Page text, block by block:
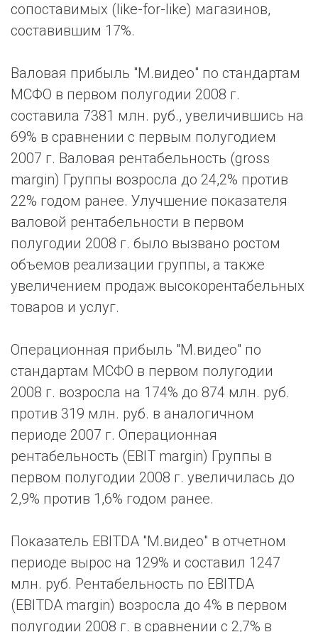
сопоставимых (like-for-like) магазинов,
составившим 17%.
Валовая прибыль "М.видео" по стандартам
МСФО в первом полугодии 2008 г.
составила 7381 млн. руб., увеличившись на
69% в сравнении с первым полугодием
2007 г. Валовая рентабельность (gross
margin) Группы возросла до 24,2% против
22% годом ранее. Улучшение показателя
валовой рентабельности в первом
полугодии 2008 г. было вызвано ростом
объемов реализации группы, а также
увеличением продаж высокорентабельных
товаров и услуг.
Операционная прибыль "М.видео" по
стандартам МСФО в первом полугодии
2008 г. возросла на 174% до 874 млн. руб.
против 319 млн. руб. в аналогичном
периоде 2007 г. Операционная
рентабельность (EBIT margin) Группы в
первом полугодии 2008 г. увеличилась до
2,9% против 1,6% годом ранее.
Показатель EBITDA "М.видео" в отчетном
периоде вырос на 129% и составил 1247
млн. руб. Рентабельность по EBITDA
(EBITDA margin) возросла до 4% в первом
полугодии 2008 г. в сравнении с 2,7% в